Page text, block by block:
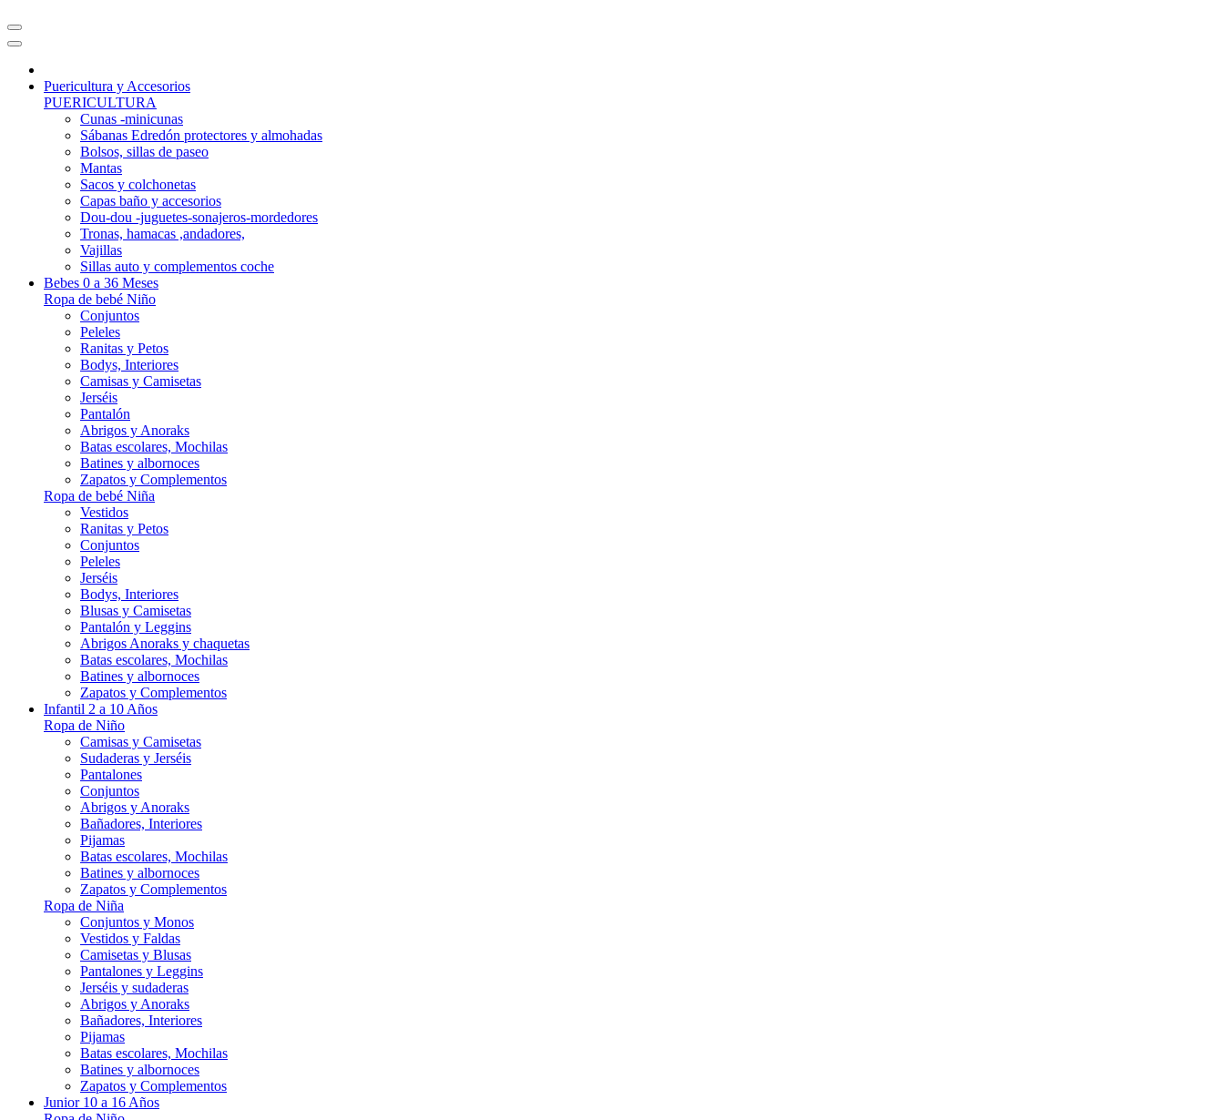
Puericultura y Accesorios
PUERICULTURA
Cunas -minicunas
Sábanas Edredón protectores y almohadas
Bolsos, sillas de paseo
Mantas
Sacos y colchonetas
Capas baño y accesorios
Dou-dou -juguetes-sonajeros-mordedores
Tronas, hamacas ,andadores,
Vajillas
Sillas auto y complementos coche
Bebes 0 a 36 Meses
Ropa de bebé Niño
Conjuntos
Peleles
Ranitas y Petos
Bodys, Interiores
Camisas y Camisetas
Jerséis
Pantalón
Abrigos y Anoraks
Batas escolares, Mochilas
Batines y albornoces
Zapatos y Complementos
Ropa de bebé Niña
Vestidos
Ranitas y Petos
Conjuntos
Peleles
Jerséis
Bodys, Interiores
Blusas y Camisetas
Pantalón y Leggins
Abrigos Anoraks y chaquetas
Batas escolares, Mochilas
Batines y albornoces
Zapatos y Complementos
Infantil 2 a 10 Años
Ropa de Niño
Camisas y Camisetas
Sudaderas y Jerséis
Pantalones
Conjuntos
Abrigos y Anoraks
Bañadores, Interiores
Pijamas
Batas escolares, Mochilas
Batines y albornoces
Zapatos y Complementos
Ropa de Niña
Conjuntos y Monos
Vestidos y Faldas
Camisetas y Blusas
Pantalones y Leggins
Jerséis y sudaderas
Abrigos y Anoraks
Bañadores, Interiores
Pijamas
Batas escolares, Mochilas
Batines y albornoces
Zapatos y Complementos
Junior 10 a 16 Años